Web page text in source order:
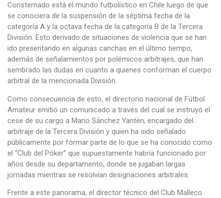
Consternado está el mundo futbolístico en Chile luego de que
se conociera de la suspensión de la séptima fecha de la
categoría A y la octava fecha de la categoría B de la Tercera
División. Esto derivado de situaciones de violencia que se han
ido presentando en algunas canchas en el último tiempo,
además de señalamientos por polémicos arbitrajes, que han
sembrado las dudas en cuanto a quienes conforman el cuerpo
arbitral de la mencionada División.
Como consecuencia de esto, el directorio nacional de Fútbol
Amateur emitió un comunicado a través del cual se instruyó el
cese de su cargo a Mario Sánchez Yantén, encargado del
arbitraje de la Tercera División y quien ha sido señalado
públicamente por formar parte de lo que se ha conocido como
el “Club del Póker” que supuestamente habría funcionado por
años desde su departamento, donde se jugaban largas
jornadas mientras se resolvían designaciones arbitrales.
Frente a este panorama, el director técnico del Club Malleco